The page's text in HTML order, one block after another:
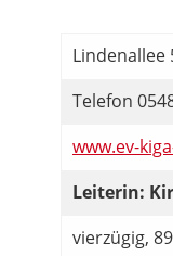
Lindenallee
Telefon
www.ev-
Leiterin:
vierzügig,